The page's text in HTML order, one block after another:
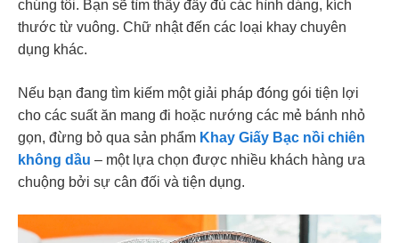
chúng tôi. Bạn sẽ tìm thấy đầy đủ các hình dáng, kích
thước từ vuông. Chữ nhật đến các loại khay chuyên
dụng khác.
Nếu bạn đang tìm kiếm một giải pháp đóng gói tiện lợi
cho các suất ăn mang đi hoặc nướng các mẻ bánh nhỏ
gọn, đừng bỏ qua sản phẩm Khay Giấy Bạc nồi chiên
không dầu – một lựa chọn được nhiều khách hàng ưa
chuộng bởi sự cân đối và tiện dụng.